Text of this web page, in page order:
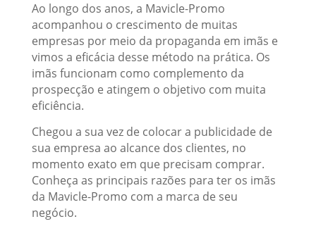
Ao longo dos anos, a Mavicle-Promo
acompanhou o crescimento de muitas
empresas por meio da propaganda em imãs e
vimos a eficácia desse método na prática. Os
imãs funcionam como complemento da
prospecção e atingem o objetivo com muita
eficiência.
Chegou a sua vez de colocar a publicidade de
sua empresa ao alcance dos clientes, no
momento exato em que precisam comprar.
Conheça as principais razões para ter os imãs
da Mavicle-Promo com a marca de seu
negócio.